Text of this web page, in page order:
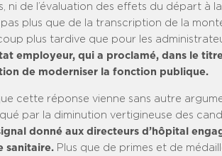
ni de l’évaluation des effets du départ à
pas plus que de la transcription de la
plus tardive que pour les
employeur, qui a proclamé, dans le
de moderniser la fonction publique.
cette réponse vienne sans autre
par la diminution vertigineuse des
donné aux directeurs d’hôpital
sanitaire. Plus que de primes et de